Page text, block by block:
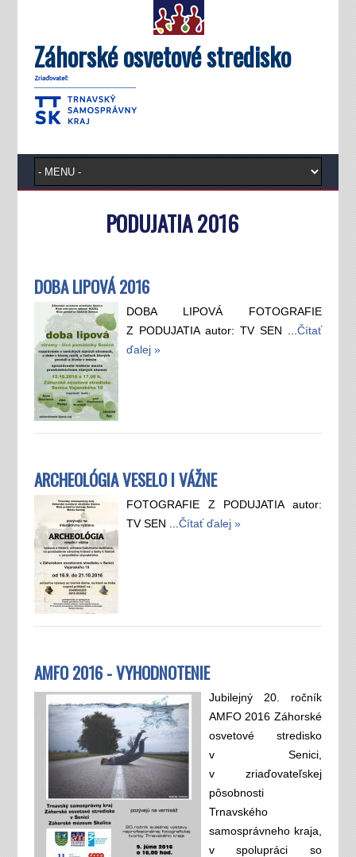
Záhorské osvetové stredisko
PODUJATIA 2016
DOBA LIPOVÁ 2016
DOBA LIPOVÁ FOTOGRAFIE
Z PODUJATIA autor: TV SEN ...Čítať
ďalej »
ARCHEOLÓGIA VESELO I VÁŽNE
FOTOGRAFIE Z PODUJATIA autor:
TV SEN ... Čítať ďalej »
AMFO 2016 - VYHODNOTENIE
Jubilejný 20. ročník
AMFO 2016 Záhorské
osvetové stredisko
v Senici,
v zriaďovateľskej
pôsobnosti
Trnavského
samosprávneho kraja,
v spolupráci so